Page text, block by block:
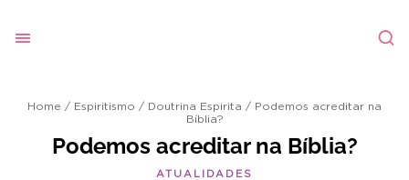
Home / Espiritismo / Doutrina Espirita / Podemos acreditar na
Bíblia?
Podemos acreditar na Bíblia?
ATUALIDADES